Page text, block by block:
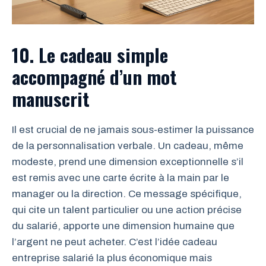
10. Le cadeau simple
accompagné d’un mot
manuscrit
Il est crucial de ne jamais sous-estimer la puissance
de la personnalisation verbale. Un cadeau, même
modeste, prend une dimension exceptionnelle s’il
est remis avec une carte écrite à la main par le
manager ou la direction. Ce message spécifique,
qui cite un talent particulier ou une action précise
du salarié, apporte une dimension humaine que
l’argent ne peut acheter. C’est l’idée cadeau
entreprise salarié la plus économique mais